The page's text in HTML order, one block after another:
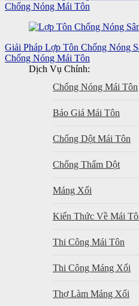
Chống Nóng Mái Tôn
Giải Pháp Lợp Tôn Chống Nóng
Chống Nóng Mái Tôn
Dịch Vụ Chính:
Chống Nóng Mái Tôn
Báo Giá Mái Tôn
Chống Dột Mái Tôn
Chống Thấm Dột
Máng Xối
Kiến Thức Về Mái
Thi Công Mái Tôn
Thi Công Máng Xối
Thợ Làm Máng Xối